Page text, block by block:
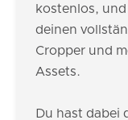
kostenlos,
deinen
Cropper und
Assets.
Du hast dabei